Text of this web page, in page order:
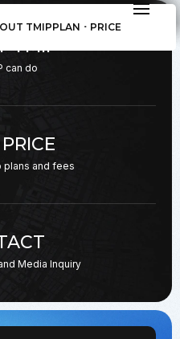
TMIPPLAN ･ PRICE
TMIP
can do
plans and fees
Media Inquiry